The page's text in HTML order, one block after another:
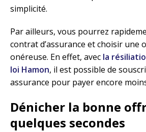
simplicité.
Par ailleurs, vous pourrez
contrat d’assurance et choisir une
onéreuse. En effet, avec la
loi Hamon, il est possible de
assurance pour payer encore
Dénicher la bonne
quelques secondes